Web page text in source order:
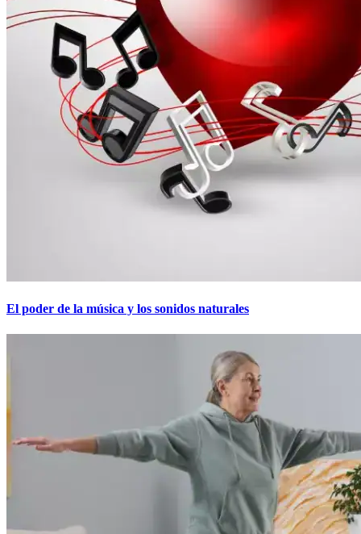
El poder de la música y los sonidos naturales